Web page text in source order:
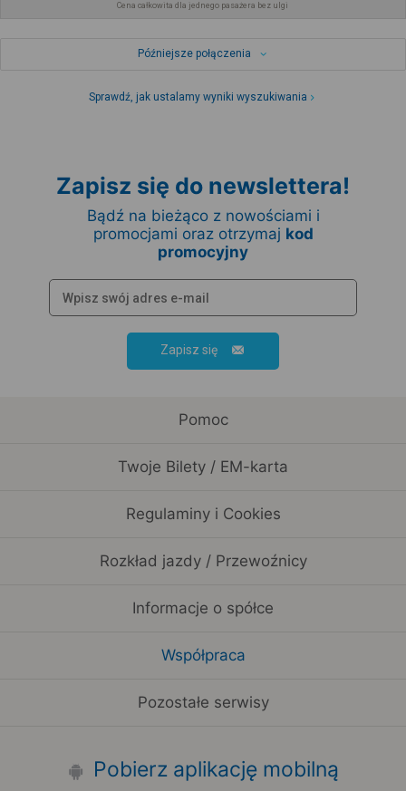
Cena całkowita dla jednego pasażera bez ulgi
Późniejsze połączenia
Sprawdź, jak ustalamy wyniki wyszukiwania
Zapisz się do newslettera!
Bądź na bieżąco z nowościami i
promocjami oraz otrzymaj kod
promocyjny
Zapisz się
Pomoc
Twoje Bilety / EM-karta
Regulaminy i Cookies
Rozkład jazdy / Przewoźnicy
Informacje o spółce
Współpraca
Pozostałe serwisy
Pobierz aplikację mobilną